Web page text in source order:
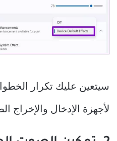
سيتعين عليك تكرار
لأجهزة الإدخال